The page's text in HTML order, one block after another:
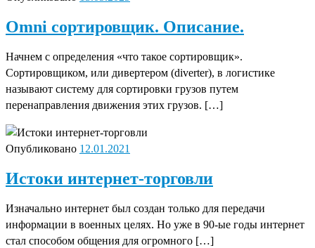
Omni сортировщик. Описание.
Начнем с определения «что такое сортировщик».
Сортировщиком, или дивертером (diverter), в логистике
называют систему для сортировки грузов путем
перенаправления движения этих грузов. […]
Опубликовано 12.01.2021
Истоки интернет-торговли
Изначально интернет был создан только для передачи
информации в военных целях. Но уже в 90-ые годы интернет
стал способом общения для огромного […]